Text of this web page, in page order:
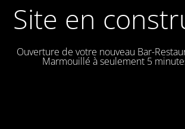
Site en
Ouverture de votre nouveau Bar-
Marmouillé à seulement 5